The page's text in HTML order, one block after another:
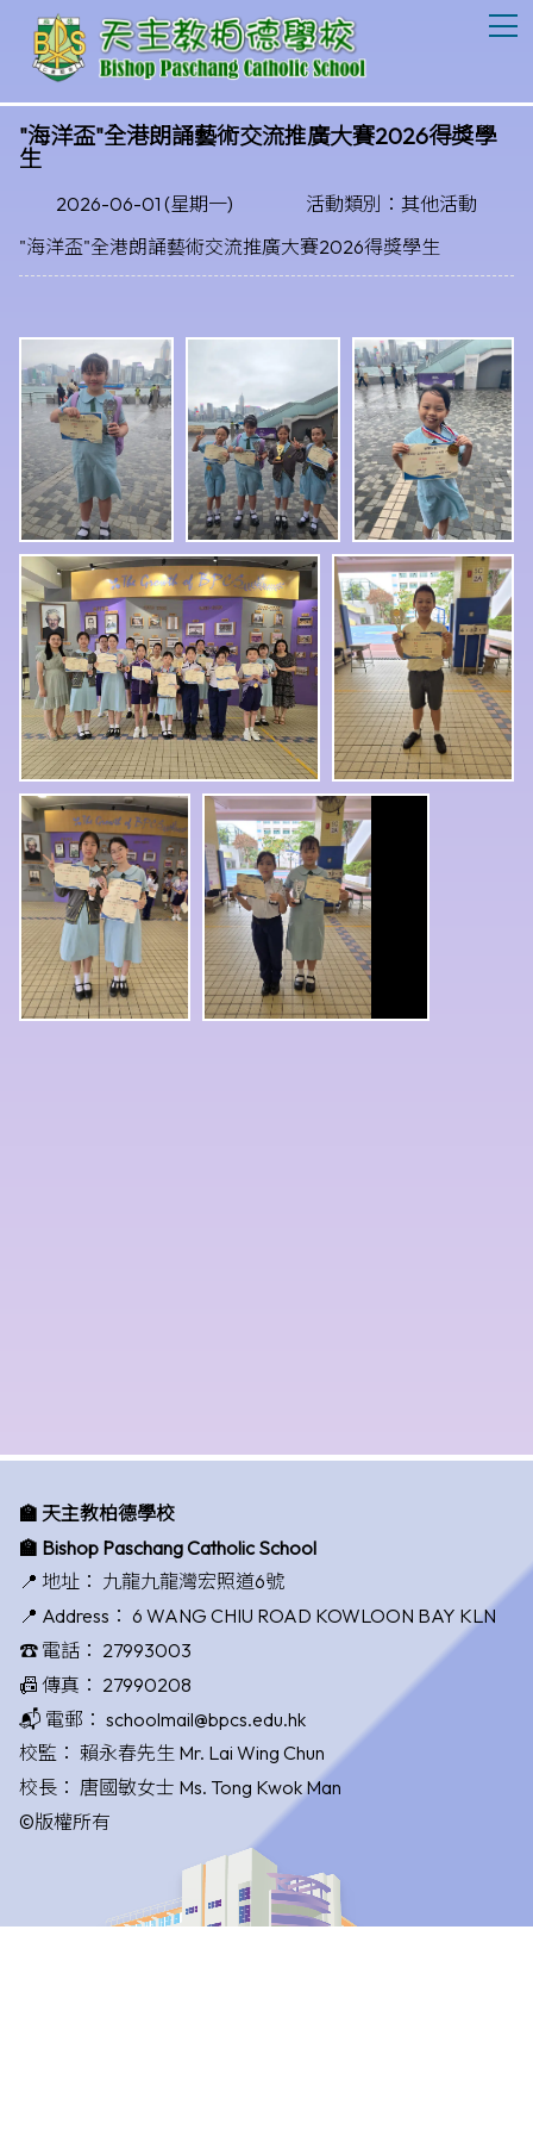
"海洋盃"全港朗誦藝術交流推廣大賽2026得獎學
生
2026-06-01 (星期一)
活動類別：其他活動
"海洋盃"全港朗誦藝術交流推廣大賽2026得獎學生
🏫 天主教柏德學校
🏫 Bishop Paschang Catholic School
📍 地址： 九龍九龍灣宏照道6號
📍 Address： 6 WANG CHIU ROAD KOWLOON BAY KLN
☎️ 電話： 27993003
📠 傳真： 27990208
📬 電郵： schoolmail@bpcs.edu.hk
校監： 賴永春先生 Mr. Lai Wing Chun
校長： 唐國敏女士 Ms. Tong Kwok Man
©版權所有